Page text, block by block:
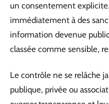
un consentement explicite.
immédiatement à des
information devenue
classée comme sensible,
Le contrôle ne se relâche
publique, privée ou